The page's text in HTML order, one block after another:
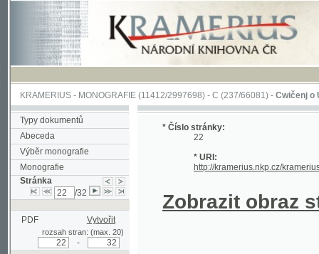
KRAMERIUS-MONOGRAFIE(11412/2997698) -C (237/66081)-Cwičenj o
Typy dokumentů
Abeceda
Výběr monografie
Monografie
Stránka
/32
PDF Vytvořit
rozsah stran: (max. 20)
* Číslo stránky:
22
* URI:
http://kramerius.nkp.cz/kramerius/